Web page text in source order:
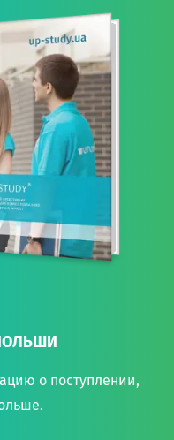
о поступлении,